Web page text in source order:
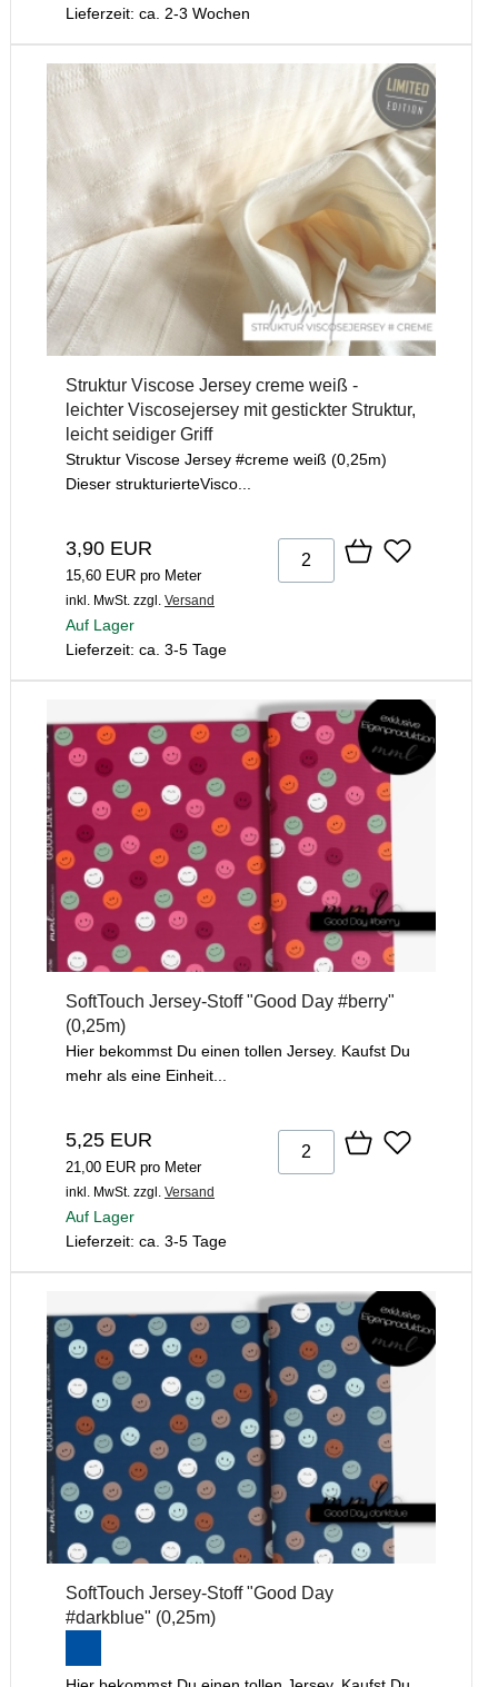
Lieferzeit: ca. 2-3 Wochen
Struktur Viscose Jersey creme weiß -
leichter Viscosejersey mit gestickter Struktur,
leicht seidiger Griff
Struktur Viscose Jersey #creme weiß (0,25m)
Dieser strukturierteVisco...
3,90 EUR
15,60 EUR pro Meter
inkl. MwSt. zzgl. Versand
Auf Lager
Lieferzeit: ca. 3-5 Tage
SoftTouch Jersey-Stoff "Good Day #berry"
(0,25m)
Hier bekommst Du einen tollen Jersey. Kaufst Du
mehr als eine Einheit...
5,25 EUR
21,00 EUR pro Meter
inkl. MwSt. zzgl. Versand
Auf Lager
Lieferzeit: ca. 3-5 Tage
SoftTouch Jersey-Stoff "Good Day
#darkblue" (0,25m)